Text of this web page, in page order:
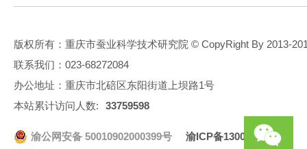
版权所有：重庆市蚕业科学技术研究院 © CopyRight By 2013-
联系我们：023-68272084
办公地址：重庆市北碚区东阳街道上坝路1号
本站累计访问人数:
33759598
渝公网安备 50010902000399号 渝ICP备13003780号-1